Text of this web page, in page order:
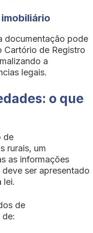
documentação pode
Cartório de Registro
a
legais.
o que
de
rurais, um
as informações
ser apresentado
lei.
de